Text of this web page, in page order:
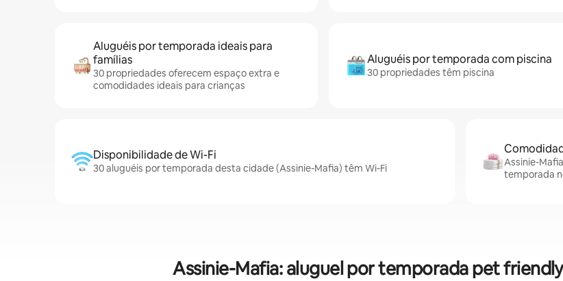
Aluguéis por temporada ideais para
famílias
30 propriedades oferecem espaço extra e
comodidades ideais para crianças
Aluguéis por temporada com piscina
30 propriedades têm piscina
Disponibilidade de Wi-Fi
30 aluguéis por temporada desta cidade (Assinie-Mafia) têm Wi-Fi
Assinie-
temporada
Assinie-Mafia: aluguel por temporada pet